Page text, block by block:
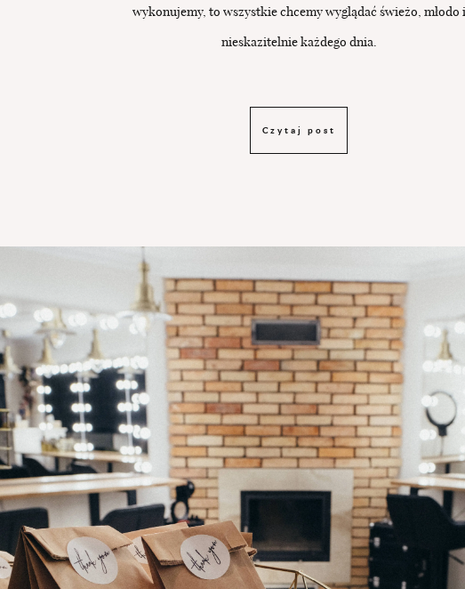
wykonujemy, to wszystkie chcemy wyglądać świeżo, młodo i
nieskazitelnie każdego dnia.
Czytaj post